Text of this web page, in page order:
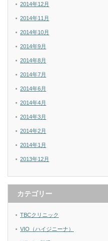
2014年12月
2014年11月
2014年10月
2014年9月
2014年8月
2014年7月
2014年6月
2014年4月
2014年3月
2014年2月
2014年1月
2013年12月
カテゴリー
TBCクリニック
VIO（ハイジニーナ）